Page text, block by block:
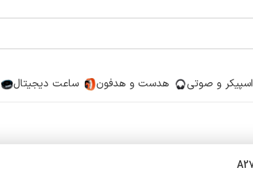
اسپیکر و صوتی هدست و هدفون ساعت دیجیتال